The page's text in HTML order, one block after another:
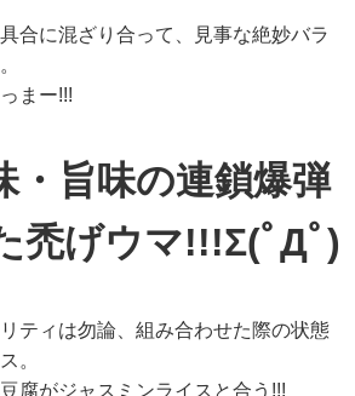
合に混ざり合って、見事な絶妙バラ
まー!!!
・旨味の連鎖爆弾
禿げウマ!!!Σ(ﾟДﾟ)
ティは勿論、組み合わせた際の状態
。
腐がジャスミンライスと合う!!!